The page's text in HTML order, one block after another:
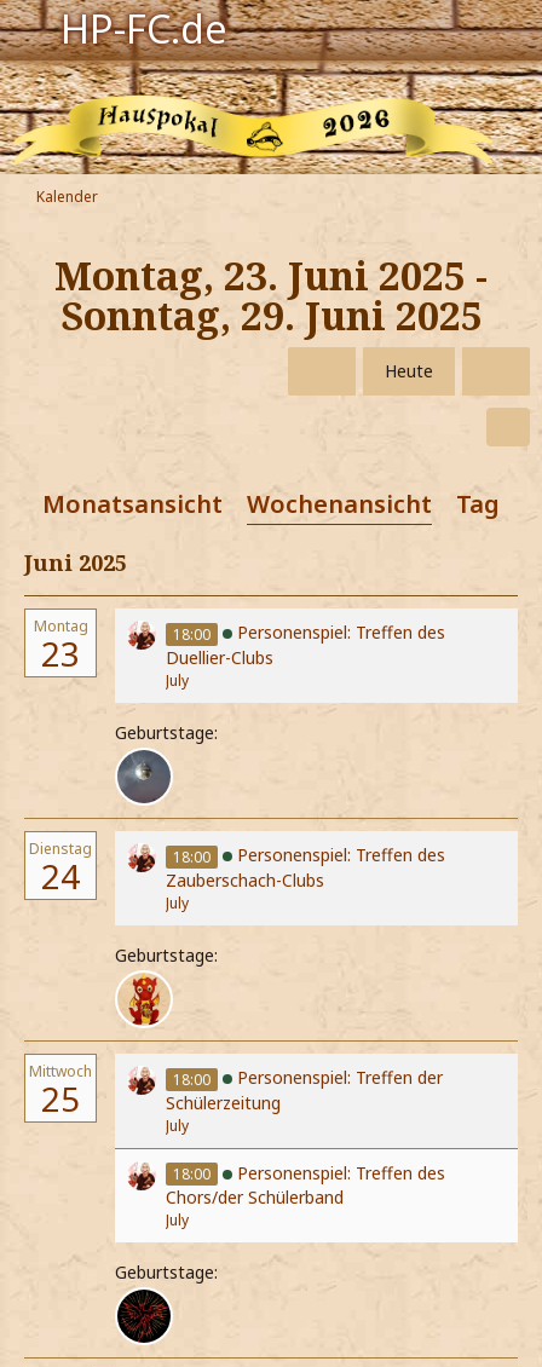
HP-FC.de
Navigation
Harry Potter
Der HP-FC
Hogwarts
Zauberwelt
Jetzt Fanclub-Mitglied werden!
Kalender
Montag, 23. Juni 2025 -
Sonntag, 29. Juni 2025
Heute
Monatsansicht Wochenansicht
Juni 2025
Montag
23 18:00
Personenspiel: Treffen des
Duellier-Clubs
July
Geburtstage:
Dienstag
24 18:00
Personenspiel: Treffen des
Zauberschach-Clubs
July
Geburtstage:
Mittwoch
25 18:00
Personenspiel: Treffen der
Schülerzeitung
July
18:00
Personenspiel: Treffen des
Chors/der Schülerband
July
Geburtstage: